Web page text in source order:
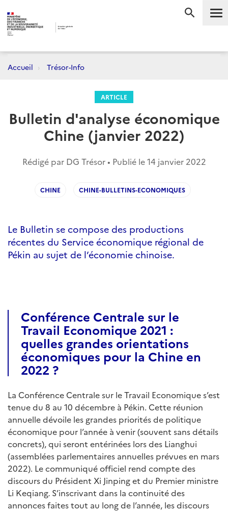
Accueil Trésor-Info
ARTICLE
Bulletin d'analyse économique
Chine (janvier 2022)
Rédigé par DG Trésor • Publié le14 janvier 2022
CHINE CHINE-BULLETINS-ECONOMIQUES
Le Bulletin se compose des productions
récentes du Service économique régional de
Pékin au sujet de l’économie chinoise.
Conférence Centrale sur le
Travail Economique 2021 :
quelles grandes orientations
économiques pour la Chine en
2022 ?
La Conférence Centrale sur le Travail Economique s’est
tenue du 8 au 10 décembre à Pékin. Cette réunion
annuelle dévoile les grandes priorités de politique
économique pour l’année à venir (souvent sans détails
concrets), qui seront entérinées lors des Lianghui
(assemblées parlementaires annuelles prévues en mars
2022). Le communiqué officiel rend compte des
discours du Président Xi Jinping et du Premier ministre
Li Keqiang. S’inscrivant dans la continuité des
annonces faites tout au long de l’année, les discours